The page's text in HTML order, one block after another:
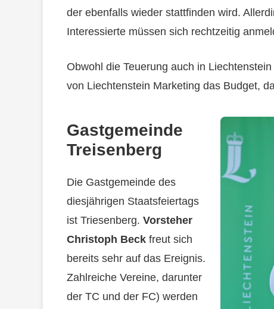
der ebenfalls wieder stattfinden wird.
Interessierte müssen sich rechtzeitig
Obwohl die Teuerung auch in
von Liechtenstein Marketing das Budget,
Gastgemeinde
Treisenberg
Die Gastgemeinde des
diesjährigen Staatsfeiertags
ist Triesenberg. Vorsteher
Christoph Beck freut sich
bereits sehr auf das Ereignis.
Zahlreiche Vereine, darunter
der TC und der FC) werden